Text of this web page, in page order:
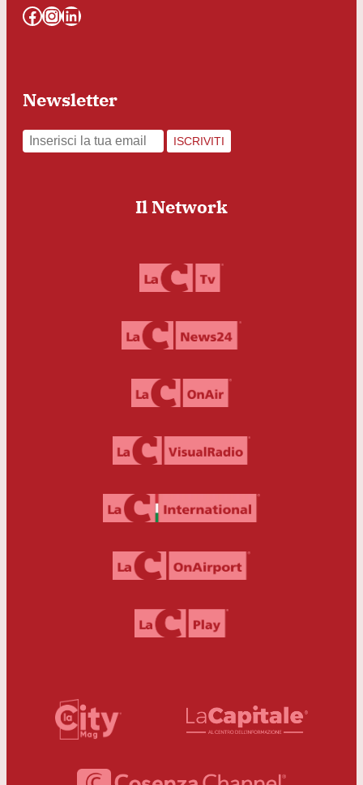
Facebook InstagramLinkedIn
Newsletter
ISCRIVITI
Il Network